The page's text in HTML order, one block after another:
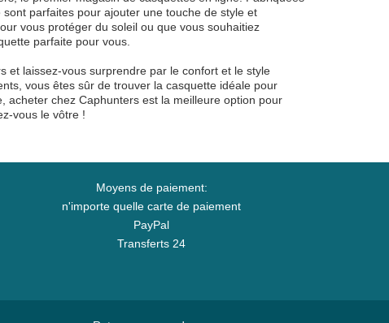
parfaites pour ajouter une touche de style et
vous protéger du soleil ou que vous souhaitiez
parfaite pour vous.
et laissez-vous surprendre par le confort et le style
vous êtes sûr de trouver la casquette idéale pour
acheter chez Caphunters est la meilleure option pour
vous le vôtre !
Moyens de paiement:
n'importe quelle carte de paiement
PayPal
Transferts 24